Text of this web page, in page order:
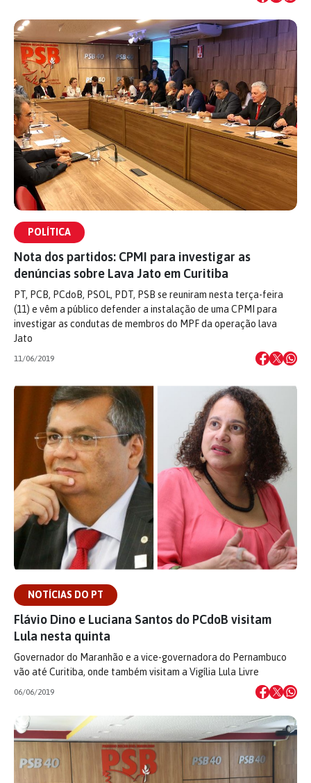
POLÍTICA
Nota dos partidos: CPMI para investigar as
denúncias sobre Lava Jato em Curitiba
PT, PCB, PCdoB, PSOL, PDT, PSB se reuniram nesta terça-feira
(11) e vêm a público defender a instalação de uma CPMI para
investigar as condutas de membros do MPF da operação lava
Jato
11/06/2019
NOTÍCIAS DO PT
Flávio Dino e Luciana Santos do PCdoB visitam
Lula nesta quinta
Governador do Maranhão e a vice-governadora do Pernambuco
vão até Curitiba, onde também visitam a Vigília Lula Livre
06/06/2019